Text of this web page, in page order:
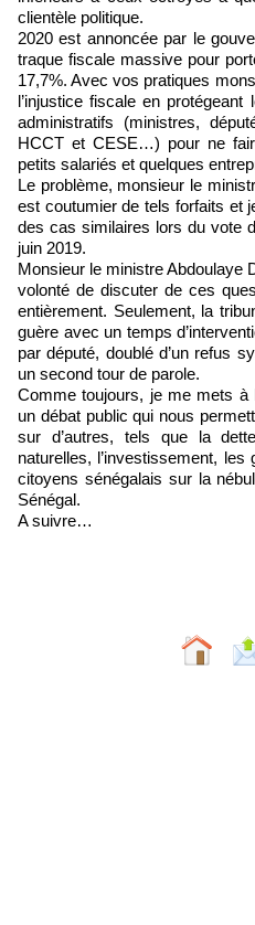
clientèle politique.
2020 est annoncée par le
traque fiscale massive pour
17,7%. Avec vos pratiques
l’injustice fiscale en
administratifs (ministres,
HCCT et CESE…) pour ne
petits salariés et quelques
Le problème, monsieur le
est coutumier de tels forfaits et
des cas similaires lors du vote
juin 2019.
Monsieur le ministre Abdoulaye
volonté de discuter de ces
entièrement. Seulement, la
guère avec un temps
par député, doublé d’un refus
un second tour de parole.
Comme toujours, je me mets à
un débat public qui nous
sur d’autres, tels que la
naturelles, l’investissement,
citoyens sénégalais sur la
Sénégal.
A suivre…